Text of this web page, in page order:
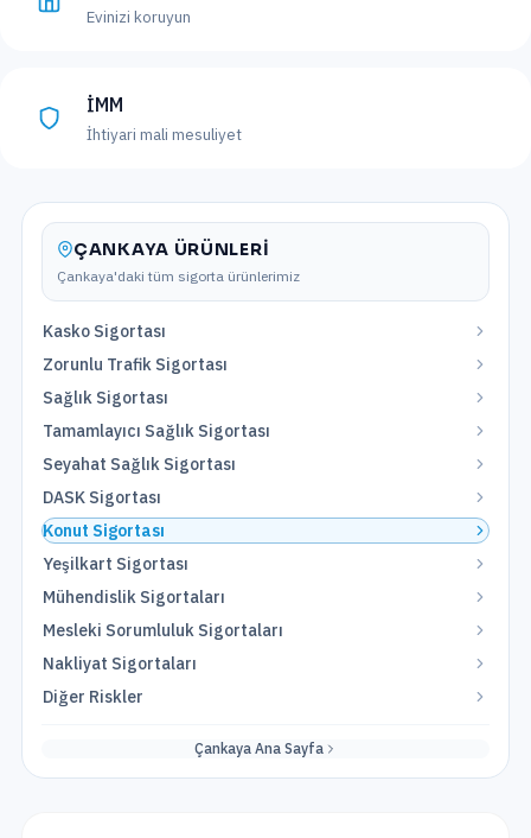
Evinizi koruyun
İMM
İhtiyari mali mesuliyet
ÇANKAYA ÜRÜNLERI
Çankaya'daki tüm sigorta ürünlerimiz
Kasko Sigortası
Zorunlu Trafik Sigortası
Sağlık Sigortası
Tamamlayıcı Sağlık Sigortası
Seyahat Sağlık Sigortası
DASK Sigortası
Konut Sigortası
Yeşilkart Sigortası
Mühendislik Sigortaları
Mesleki Sorumluluk Sigortaları
Nakliyat Sigortaları
Diğer Riskler
ÇankayaAna Sayfa